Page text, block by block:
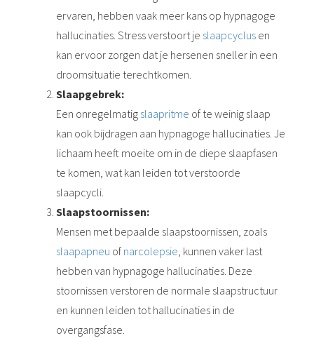
ervaren, hebben vaak meer kans op hypnagoge
hallucinaties. Stress verstoort je slaapcyclus en
kan ervoor zorgen dat je hersenen sneller in een
droomsituatie terechtkomen.
Slaapgebrek:
Een onregelmatig slaapritme of te weinig slaap
kan ook bijdragen aan hypnagoge hallucinaties. Je
lichaam heeft moeite om in de diepe slaapfasen
te komen, wat kan leiden tot verstoorde
slaapcycli.
Slaapstoornissen:
Mensen met bepaalde slaapstoornissen, zoals
slaapapneu of narcolepsie, kunnen vaker last
hebben van hypnagoge hallucinaties. Deze
stoornissen verstoren de normale slaapstructuur
en kunnen leiden tot hallucinaties in de
overgangsfase.